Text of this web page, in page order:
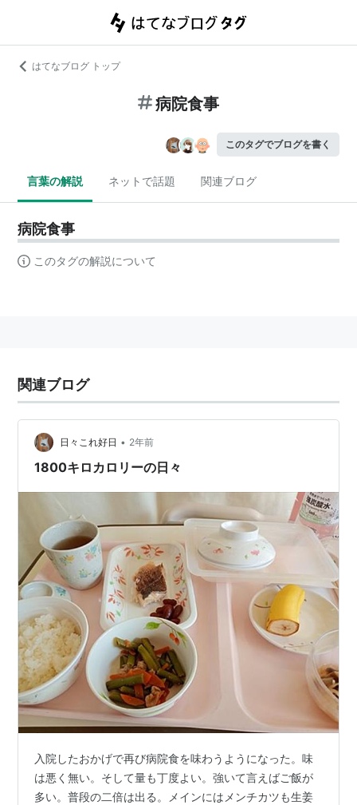
はてなブログ トップ
病院食事
このタグでブログを書く
言葉の解説 ネットで話題 関連ブログ
病院食事
このタグの解説について
関連ブログ
日々これ好日 • 2年前
1800キロカロリーの日々
入院したおかげで再び病院食を味わうようになった。味
は悪く無い。そして量も丁度よい。強いて言えばご飯が
多い。普段の二倍は出る。メインにはメンチカツも生姜